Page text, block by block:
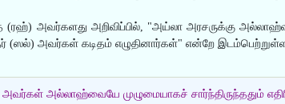
(ரஹ்) அவர்களது அறிவிப்பில், "அய்லா அரசருக்கு
(ஸல்) அவர்கள் கடிதம் எழுதினார்கள்" என்றே
அவர்கள் அல்லாஹ்வையே முழுமையாகச் சார்ந்திருந்ததும்